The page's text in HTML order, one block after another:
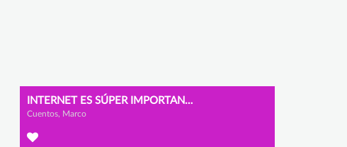
INTERNET ES SÚPER IMPORTANTE
Cuentos, Marco